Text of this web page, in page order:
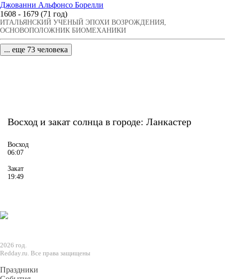
Джованни Альфонсо Борелли
1608 - 1679 (71 год)
ИТАЛЬЯНСКИЙ УЧЕНЫЙ ЭПОХИ ВОЗРОЖДЕНИЯ,
ОСНОВОПОЛОЖНИК БИОМЕХАНИКИ
... еще 73 человека
Восход и закат солнца в городе: Ланкастер
Восход
06:07
Закат
19:49
2026 год.
Redday.ru. Все права защищены
Праздники